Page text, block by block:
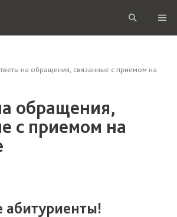
на обращения, связанные с приемом на
обращения,
с приемом на